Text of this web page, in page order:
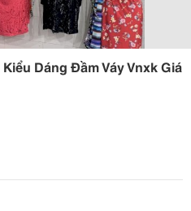
Dáng Đầm Váy Vnxk Giá